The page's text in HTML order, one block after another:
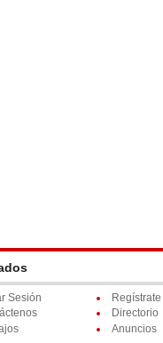
Sesión
Regístrate
Directorio
Anuncios